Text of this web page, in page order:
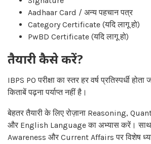
Aadhaar Card / अन्य पहचान पत्र
Category Certificate (यदि लागू हो)
PwBD Certificate (यदि लागू हो)
तैयारी कैसे करें?
IBPS PO परीक्षा का स्तर हर वर्ष प्रतिस्पर्धी
किताबें पढ़ना पर्याप्त नहीं है।
बेहतर तैयारी के लिए रोज़ाना Reasoning,
और English Language का अभ्यास करें।
Awareness और Current Affairs पर विशेष